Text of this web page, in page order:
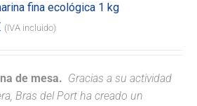
fina ecológica 1 kg
(IVA incluido)
de mesa. Gracias a su actividad
Bras del Port ha creado un